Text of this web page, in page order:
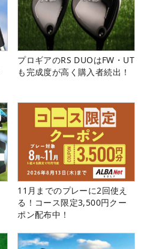
プロギアのRS DUOはFW・UT
も完成度が高く購入者続出！
11月までのプレーに2回使え
る！コース限定3,500円クー
ポン配布中！